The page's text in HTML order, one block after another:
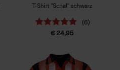
T-Shirt "Schal" schwarz
(6)
€ 24,95